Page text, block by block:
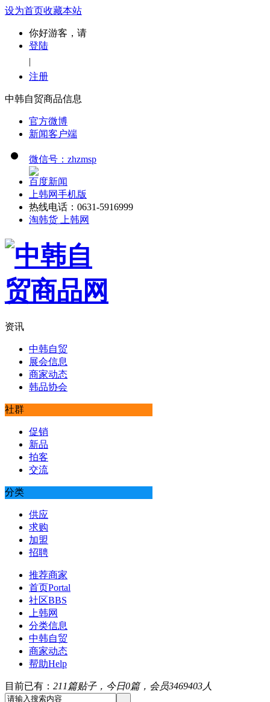
设为首页收藏本站
你好游客，请
登陆
|
注册
中韩自贸商品信息
官方微博
新闻客户端
微信号：zhzmsp
百度新闻
上韩网手机版
热线电话：0631-5916999
淘韩货 上韩网
资讯
中韩自贸
展会信息
商家动态
韩品协会
社群
促销
新品
拍客
交流
分类
供应
求购
加盟
招聘
推荐商家
首页Portal
社区BBS
上韩网
分类信息
中韩自贸
商家动态
帮助Help
目前已有： 211篇贴子，今日0篇，会员3469403人